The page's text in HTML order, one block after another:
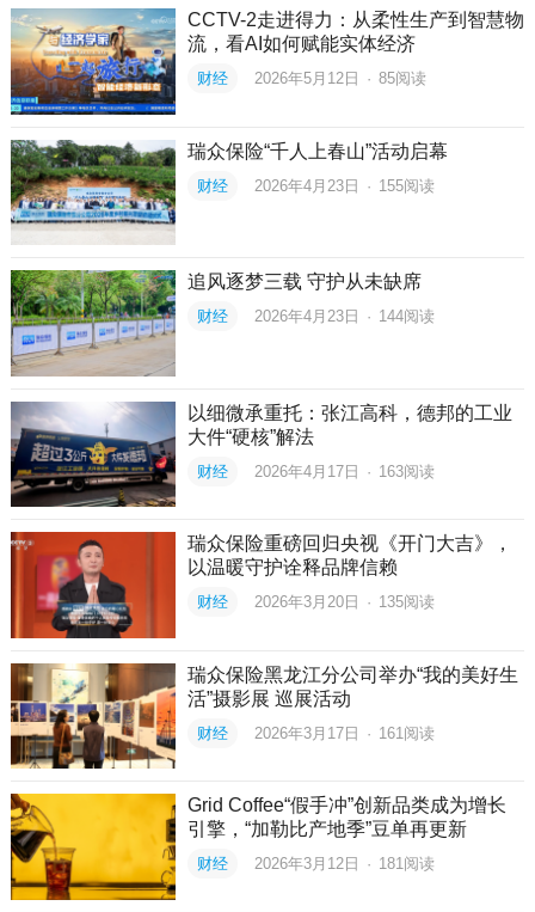
CCTV-2走进得力：从柔性生产到智慧物
流，看AI如何赋能实体经济
财经 2026年5月12日 · 85阅读
瑞众保险“千人上春山”活动启幕
财经 2026年4月23日 · 155阅读
追风逐梦三载 守护从未缺席
财经 2026年4月23日 · 144阅读
以细微承重托：张江高科，德邦的工业
大件“硬核”解法
财经 2026年4月17日 · 163阅读
瑞众保险重磅回归央视《开门大吉》，
以温暖守护诠释品牌信赖
财经 2026年3月20日 · 135阅读
瑞众保险黑龙江分公司举办“我的美好生
活”摄影展 巡展活动
财经 2026年3月17日 · 161 阅读
Grid Coffee“假手冲”创新品类成为增长
引擎，“加勒比产地季”豆单再更新
财经 2026年3月12日 · 181阅读